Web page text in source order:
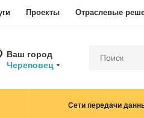
Проекты Отраслевые
Ваш город
Череповец
Сети передачи